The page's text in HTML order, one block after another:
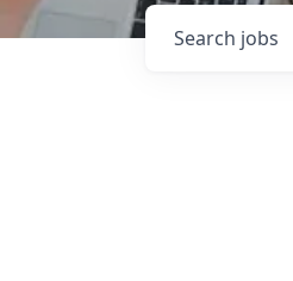
Search jobs